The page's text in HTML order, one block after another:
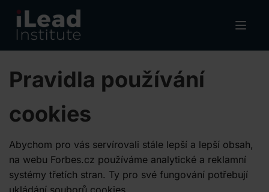
Pravidla používání
cookies
Abychom pro vás servírovali stále lepší a lepší obsah,
na webu Forbes.cz používáme analytické a reklamní
systémy třetích stran. Ty pro své fungování potřebují
ukládání souborů cookies.